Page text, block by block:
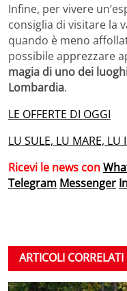
Infine, per vivere
consiglia di visitare la
quando è meno
possibile apprezzare
magia di uno dei
Lombardia.
LE OFFERTE DI OGGI
LU SULE, LU MARE, LU
Ricevi le news con
Telegram Messenger
ARTICOLI CORRELATI